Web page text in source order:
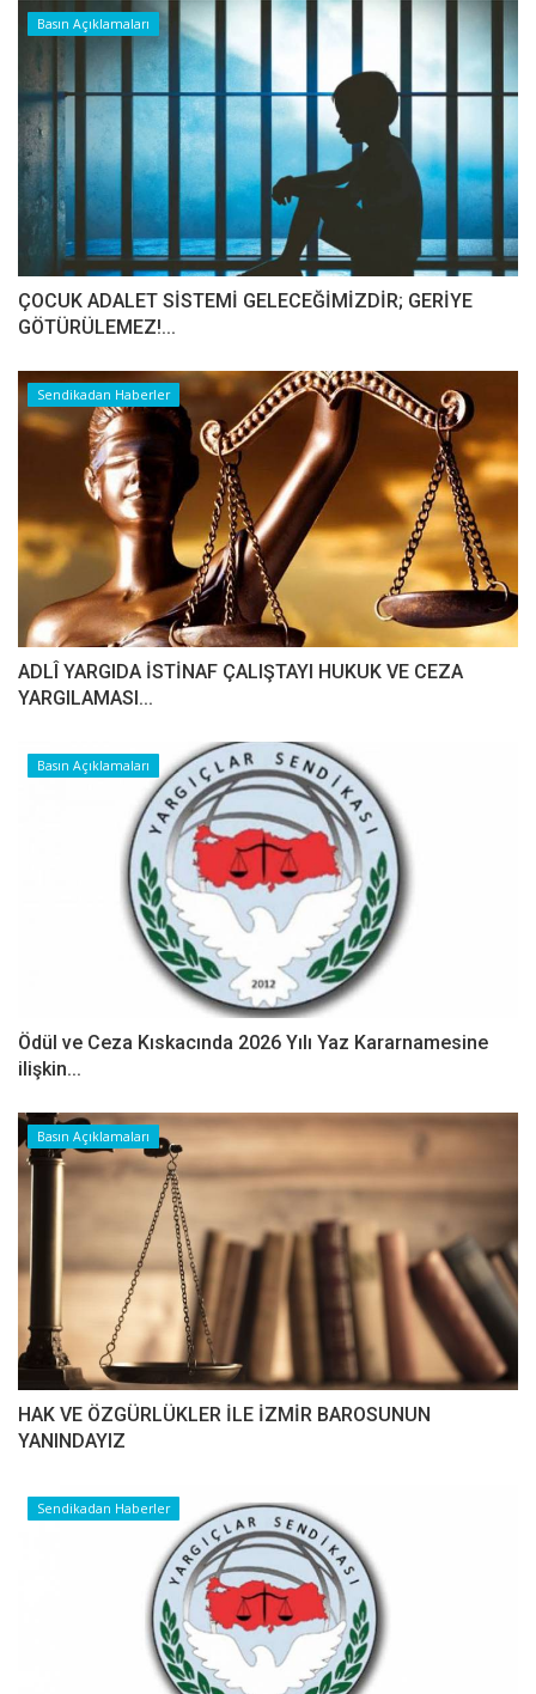
Basın Açıklamaları
ÇOCUK ADALET SİSTEMİ GELECEĞİMİZDİR; GERİYE
GÖTÜRÜLEMEZ!...
Sendikadan Haberler
ADLÎ YARGIDA İSTİNAF ÇALIŞTAYI HUKUK VE CEZA
YARGILAMASI...
Basın Açıklamaları
Ödül ve Ceza Kıskacında 2026 Yılı Yaz Kararnamesine
ilişkin...
Basın Açıklamaları
HAK VE ÖZGÜRLÜKLER İLE İZMİR BAROSUNUN
YANINDAYIZ
Sendikadan Haberler